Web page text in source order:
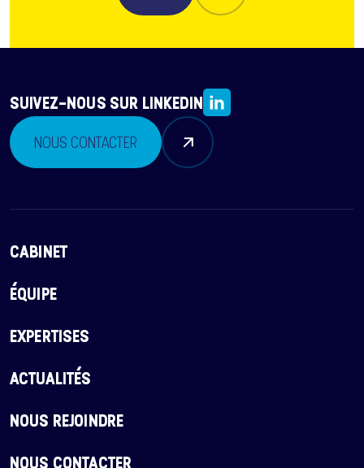
SUIVEZ-NOUS SUR LINKEDIN
NOUS CONTACTER
CABINET
ÉQUIPE
EXPERTISES
ACTUALITÉS
NOUS REJOINDRE
NOUS CONTACTER